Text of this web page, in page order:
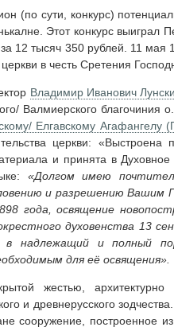
(по сути, конкурс)
Этот конкурс выиграл
12 тысяч 350 рублей. 11 мая
в честь Сретения
Владимир Иванович
Валмиерского благочиния
Елгавскому Агафангелу
церкви: «Выстроена
и принята в
«Долгом имею
и разрешению Вашим
года, освящение
духовенства 13
в надлежащий и полный
для её освящения».
жестью,
и древнерусского
сооружение, построенное